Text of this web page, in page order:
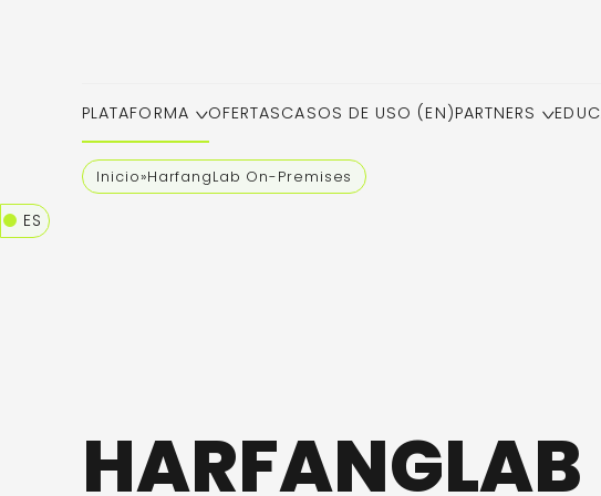
PLATAFORMA OFERTASCASOS DE USO (EN)PARTNERS
ES
Inicio»HarfangLab On-Premises
HARFANGLAB